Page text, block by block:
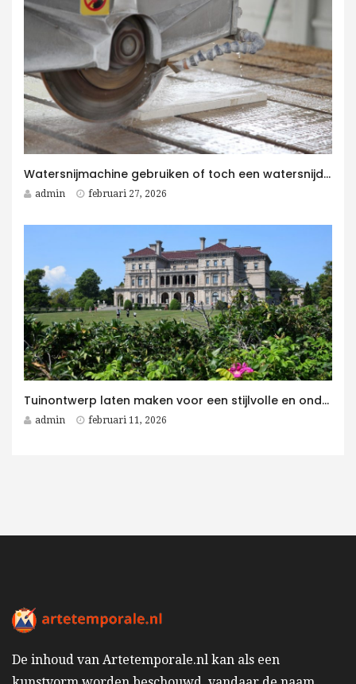
Watersnijmachine gebruiken of toch een watersnijder kopen voor jouw bedrijf?
admin februari 27, 2026
Tuinontwerp laten maken voor een stijlvolle en onderhoudsvriendelijke villatuin
admin februari 11, 2026
De inhoud van Artetemporale.nl kan als een